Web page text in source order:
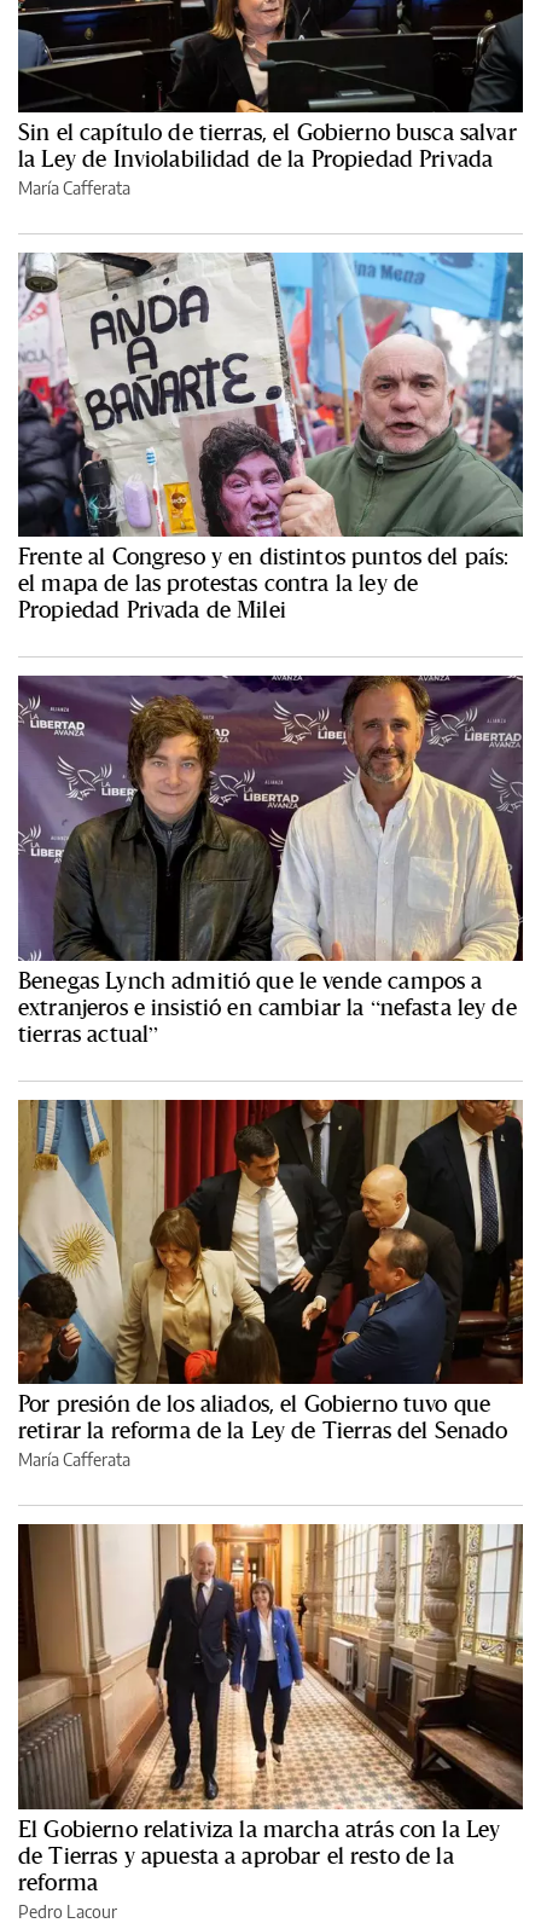
Sin el capítulo de tierras, el Gobierno busca salvar
la Ley de Inviolabilidad de la Propiedad Privada
María Cafferata
Frente al Congreso y en distintos puntos del país:
el mapa de las protestas contra la ley de
Propiedad Privada de Milei
Benegas Lynch admitió que le vende campos a
extranjeros e insistió en cambiar la “nefasta ley de
tierras actual”
Por presión de los aliados, el Gobierno tuvo que
retirar la reforma de la Ley de Tierras del Senado
María Cafferata
El Gobierno relativiza la marcha atrás con la Ley
de Tierras y apuesta a aprobar el resto de la
reforma
Pedro Lacour